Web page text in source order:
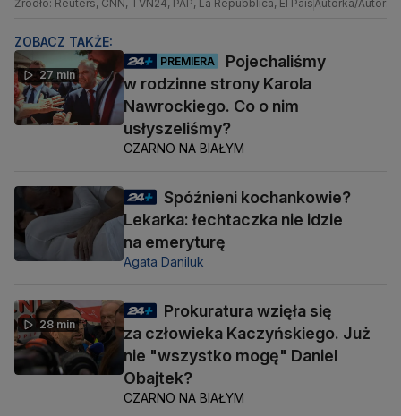
Źródło: Reuters, CNN, TVN24, PAP, La Repubblica, El PaisAutorka/Autor:
ZOBACZ TAKŻE:
27 min
PREMIERA
Pojechaliśmy
w rodzinne strony Karola
Nawrockiego. Co o nim
usłyszeliśmy?
CZARNO NA BIAŁYM
Spóźnieni kochankowie?
Lekarka: łechtaczka nie idzie
na emeryturę
Agata Daniluk
28 min
Prokuratura wzięła się
za człowieka Kaczyńskiego. Już
nie "wszystko mogę" Daniel
Obajtek?
CZARNO NA BIAŁYM